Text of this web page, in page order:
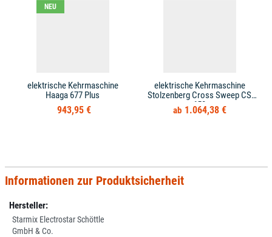
NEU
elektrische Kehrmaschine
Haaga 677 Plus
943,95 €
elektrische Kehrmaschine
Stolzenberg Cross Sweep CS
650
1.064,38 €
Informationen zur Produktsicherheit
Hersteller:
Starmix Electrostar Schöttle
GmbH & Co.